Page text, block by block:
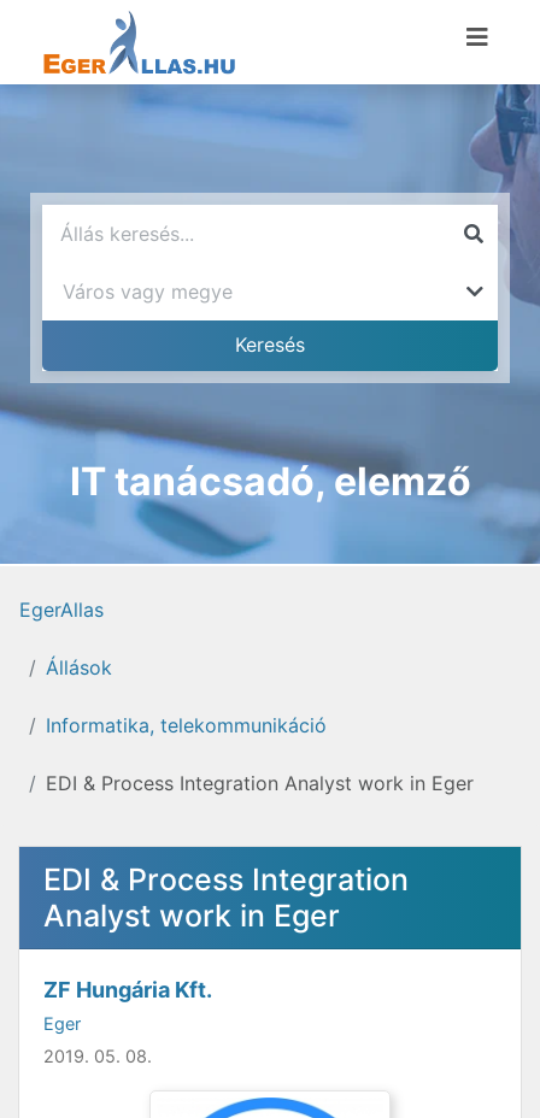
IT tanácsadó, elemző
EgerAllas
Állások
Informatika, telekommunikáció
EDI & Process Integration Analyst work in Eger
EDI & Process Integration
Analyst work in Eger
ZF Hungária Kft.
Eger
2019. 05. 08.